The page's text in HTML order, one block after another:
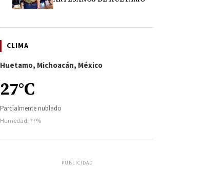
CLIMA
Huetamo, Michoacán, México
27°C
Parcialmente nublado
Humedad: 77%
PUBLICIDAD